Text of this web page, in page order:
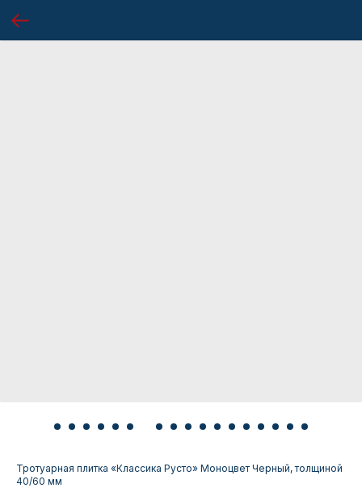
Тротуарная плитка «Классика Русто» Моноцвет Черный, толщиной
40/60 мм